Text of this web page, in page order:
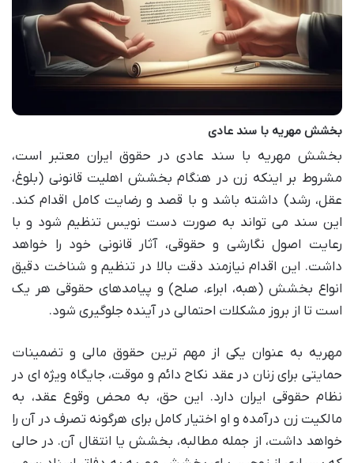
بخشش مهریه با سند عادی
بخشش مهریه با سند عادی در حقوق ایران معتبر است،
مشروط بر اینکه زن در هنگام بخشش اهلیت قانونی (بلوغ،
عقل، رشد) داشته باشد و با قصد و رضایت کامل اقدام کند.
این سند می تواند به صورت دست نویس تنظیم شود و با
رعایت اصول نگارشی و حقوقی، آثار قانونی خود را خواهد
داشت. این اقدام نیازمند دقت بالا در تنظیم و شناخت دقیق
انواع بخشش (هبه، ابراء، صلح) و پیامدهای حقوقی هر یک
است تا از بروز مشکلات احتمالی در آینده جلوگیری شود.
مهریه به عنوان یکی از مهم ترین حقوق مالی و تضمینات
حمایتی برای زنان در عقد نکاح دائم و موقت، جایگاه ویژه ای در
نظام حقوقی ایران دارد. این حق، به محض وقوع عقد، به
مالکیت زن درآمده و او اختیار کامل برای هرگونه تصرف در آن را
خواهد داشت، از جمله مطالبه، بخشش یا انتقال آن. در حالی